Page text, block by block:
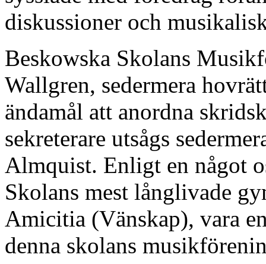
diskussioner och
Beskowska Skolans
Wallgren, sedermera
ändamål att anordna
sekreterare utsågs
Almquist. Enligt en något
Skolans mest långlivade
Amicitia (Vänskap), vara
denna skolans